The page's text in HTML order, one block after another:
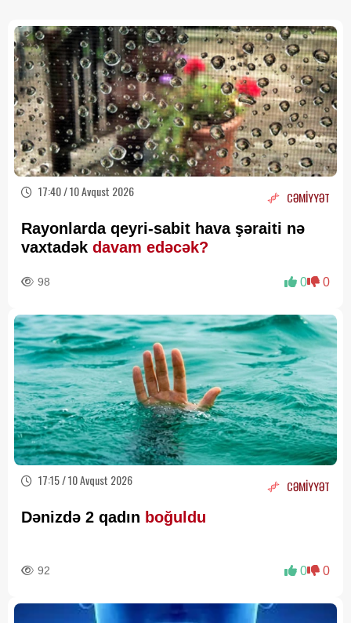
17:40 / 10 Avqust 2026 CƏMİYYƏT
Rayonlarda qeyri-sabit hava şəraiti nə
vaxtadək davam edəcək?
98 0 0
17:15 / 10 Avqust 2026 CƏMİYYƏT
Dənizdə 2 qadın boğuldu
92 0 0